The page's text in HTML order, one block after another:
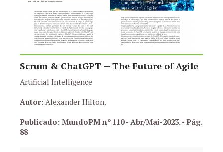
Scrum & ChatGPT — The Future of Agile
Artificial Intelligence
Autor: Alexander Hilton.
Publicado: MundoPM nº 110 - Abr/Mai-2023.- Pág.
88